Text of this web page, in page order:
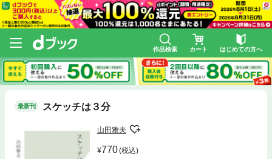
作品検索 カート はじめての方へ
最新刊 スケッチは３分
山田雅夫
770(税込)